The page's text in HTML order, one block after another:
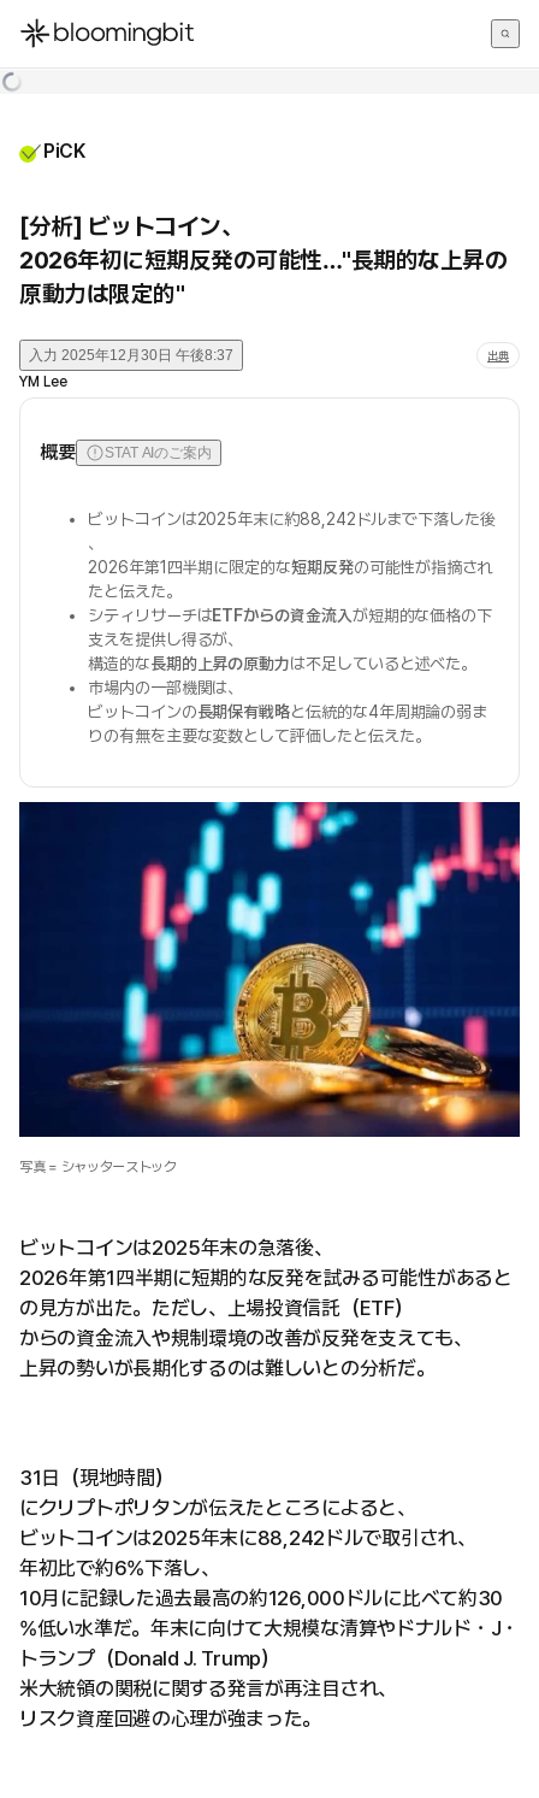
한국어
PiCK
[分析] ビットコイン、
2026年初に短期反発の可能性…"長期的な上昇の
原動力は限定的"
入力 2025年12月30日 午後8:37 出典
YM Lee
概要 STAT AIのご案内
ビットコインは2025年末に約88,242ドルまで下落した後
、
2026年第1四半期に限定的な短期反発の可能性が指摘され
たと伝えた。
シティリサーチはETFからの資金流入が短期的な価格の下
支えを提供し得るが、
構造的な長期的上昇の原動力は不足していると述べた。
市場内の一部機関は、
ビットコインの長期保有戦略と伝統的な4年周期論の弱ま
りの有無を主要な変数として評価したと伝えた。
写真 = シャッターストック
ビットコインは2025年末の急落後、
2026年第1四半期に短期的な反発を試みる可能性があると
の見方が出た。ただし、上場投資信託（ETF）
からの資金流入や規制環境の改善が反発を支えても、
上昇の勢いが長期化するのは難しいとの分析だ。
31日（現地時間）
にクリプトポリタンが伝えたところによると、
ビットコインは2025年末に88,242ドルで取引され、
年初比で約6%下落し、
10月に記録した過去最高の約126,000ドルに比べて約30
%低い水準だ。年末に向けて大規模な清算やドナルド・J・
トランプ（Donald J. Trump）
米大統領の関税に関する発言が再注目され、
リスク資産回避の心理が強まった。